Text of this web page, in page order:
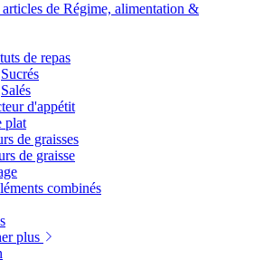
de Régime, alimentation &
de repas
Sucrés
Salés
d'appétit
plat
de graisses
de graisse
combinés
plus